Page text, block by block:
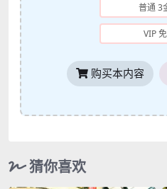
普通 3
VIP
购买本内容
猜你喜欢